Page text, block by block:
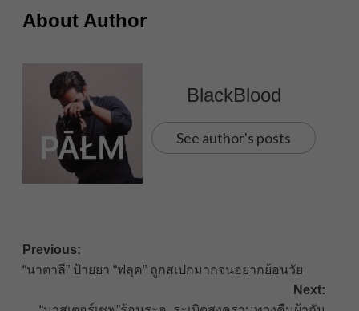
About Author
BlackBlood
See author's posts
Post
navigation
Previous:
“นาตาลี” ป้ายยา “ฟลุค” ถูกสเปกมากจนอยากย้อนวัย
Next: